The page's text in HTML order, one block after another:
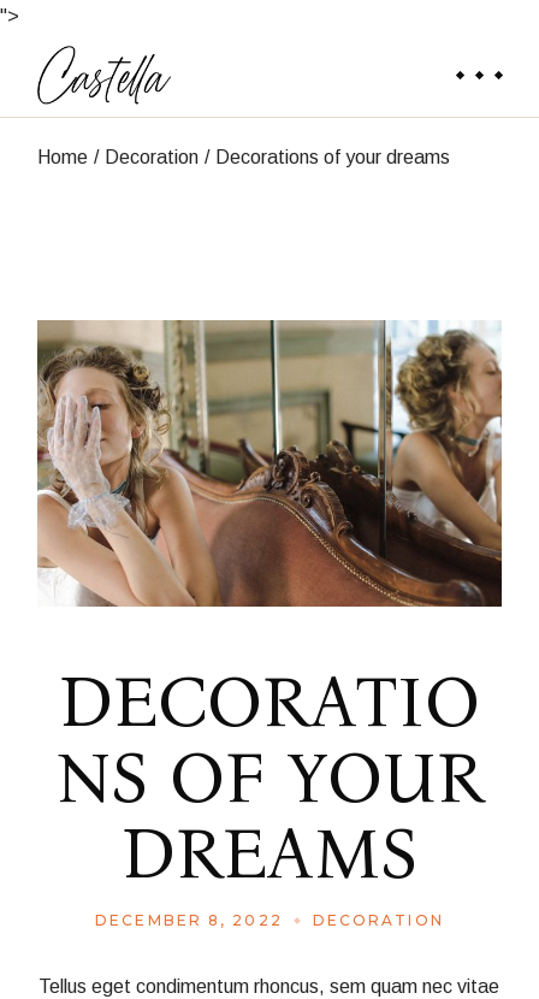
">
Home Decoration Decorations of your dreams
DECORATIO
NS OF YOUR
DREAMS
DECEMBER 8, 2022 DECORATION
Tellus eget condimentum rhoncus, sem quam nec vitae